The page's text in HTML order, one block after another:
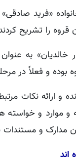
را تشریح
به
و فعلاً در
و ارائه نکات
موارد و خواسته
مدارک و
اند